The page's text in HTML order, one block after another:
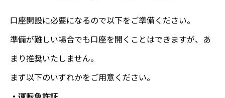
口座開設に必要になるので以下をご準備ください。
準備が難しい場合でも口座を開くことはできますが、あ
まり推奨いたしません。
まず以下のいずれかをご用意ください。